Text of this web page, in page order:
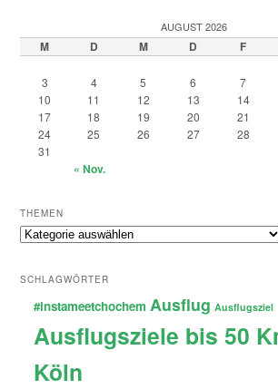
AUGUST 2026
M D M D F
3
4 5 6 7
10
11 12 13 14
17
18 19 20 21
24
25 26 27 28
31
« Nov.
THEMEN
Themen
SCHLAGWÖRTER
#instameetchochem Ausflug Ausflugsziel
Ausflugsziele bis 50
Köln